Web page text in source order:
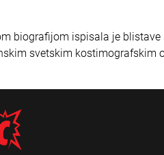
biografijom ispisala je
svetskim kostimografskim